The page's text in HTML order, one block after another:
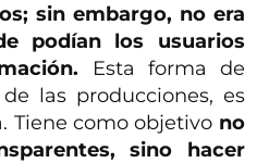
sin embargo, no era
podían los usuarios
Esta forma de
las producciones, es
Tiene como objetivo no
sino hacer